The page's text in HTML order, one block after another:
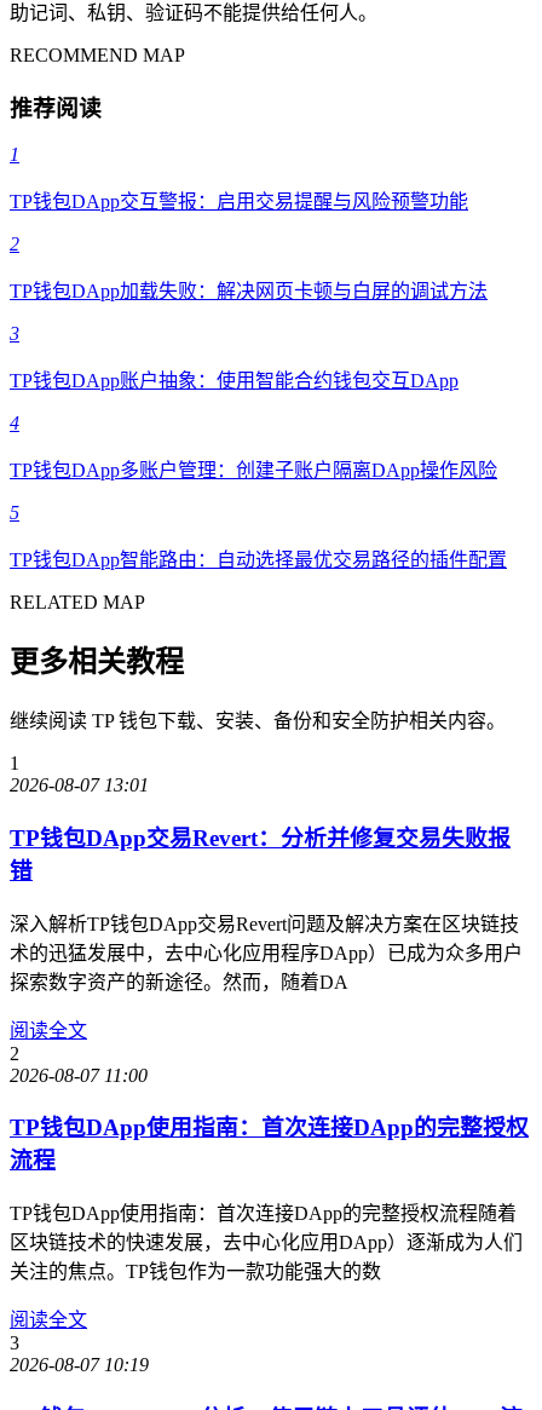
助记词、私钥、验证码不能提供给任何人。
RECOMMEND MAP
推荐阅读
1
TP钱包DApp交互警报：启用交易提醒与风险预警功能
2
TP钱包DApp加载失败：解决网页卡顿与白屏的调试方法
3
TP钱包DApp账户抽象：使用智能合约钱包交互DApp
4
TP钱包DApp多账户管理：创建子账户隔离DApp操作风险
5
TP钱包DApp智能路由：自动选择最优交易路径的插件配置
RELATED MAP
更多相关教程
继续阅读 TP 钱包下载、安装、备份和安全防护相关内容。
1
2026-08-07 13:01
TP钱包DApp交易Revert：分析并修复交易失败报
错
深入解析TP钱包DApp交易Revert问题及解决方案在区块链技
术的迅猛发展中，去中心化应用程序DApp）已成为众多用户
探索数字资产的新途径。然而，随着DA
阅读全文
2
2026-08-07 11:00
TP钱包DApp使用指南：首次连接DApp的完整授权
流程
TP钱包DApp使用指南：首次连接DApp的完整授权流程随着
区块链技术的快速发展，去中心化应用DApp）逐渐成为人们
关注的焦点。TP钱包作为一款功能强大的数
阅读全文
3
2026-08-07 10:19